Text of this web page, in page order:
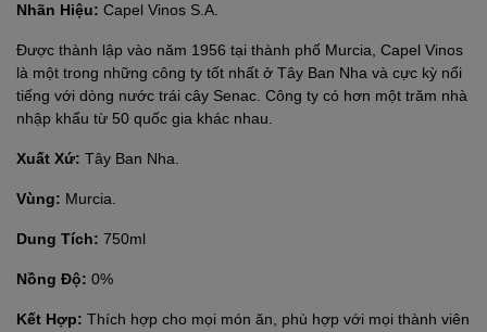
Nhãn Hiệu: Capel Vinos S.A.
Được thành lập vào năm 1956 tại thành phố Murcia, Capel Vinos
là một trong những công ty tốt nhất ở Tây Ban Nha và cực kỳ nổi
tiếng với dòng nước trái cây Senac. Công ty có hơn một trăm nhà
nhập khẩu từ 50 quốc gia khác nhau.
Xuất Xứ: Tây Ban Nha.
Vùng: Murcia.
Dung Tích: 750ml
Nồng Độ: 0%
Kết Hợp: Thích hợp cho mọi món ăn, phù hợp với mọi thành viên